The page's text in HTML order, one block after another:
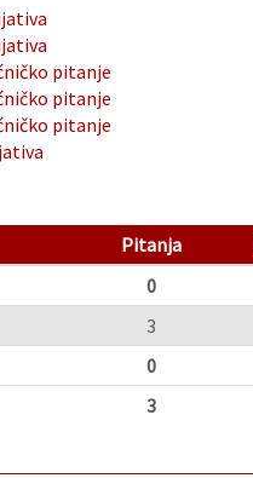
pitanje
pitanje
pitanje
Pitanja
3
0
3
0